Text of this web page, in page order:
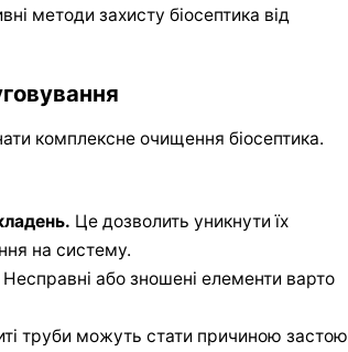
методи захисту біосептика від
комплексне очищення біосептика.
Це дозволить уникнути їх
на систему.
Несправні або зношені елементи варто
труби можуть стати причиною застою